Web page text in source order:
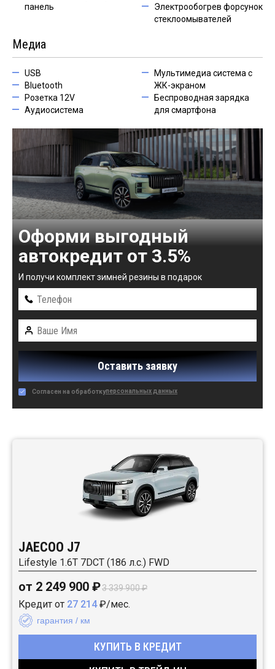
панель
Электрообогрев форсунок
стеклоомывателей
Медиа
USB
Bluetooth
Розетка 12V
Аудиосистема
Мультимедиа система с
ЖК-экраном
Беспроводная зарядка
для смартфона
Оформи выгодный
автокредит от 3.5%
И получи комплект зимней резины в подарок
Оставить заявку
Согласен на обработкуперсональных данных
JAECOO J7
Lifestyle 1.6T 7DCT (186 л.с.) FWD
от 2 249 900 ₽3 339 900 ₽
Кредит от 27 214₽/мес.
гарантия / км
КУПИТЬ В КРЕДИТ